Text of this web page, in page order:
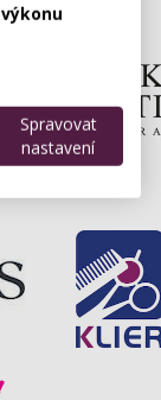
Spravovat
nastavení